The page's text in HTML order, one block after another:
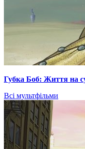
Губка Боб: Життя на
Всі мультфільми